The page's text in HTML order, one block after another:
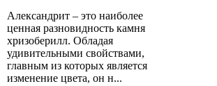
Александрит – это наиболее
ценная разновидность камня
хризоберилл. Обладая
удивительными свойствами,
главным из которых является
изменение цвета, он н...